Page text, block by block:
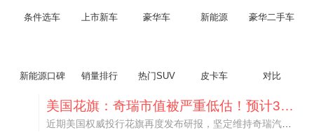
条件选车 上市新车 豪华车 新能源 豪华二手车
新能源口碑 销量排行 热门SUV 皮卡车 对比
美国花旗：奇瑞市值被严重低估！预计36港元/股
近期美国权威投行花旗再度发布研报，坚定维持奇瑞汽车（09973.HK）买入评级，将其合理目标价定格在36港元/股。对照公司最新25.46港元的二级市场现价，这一目标价意味着股价存在41.4%的可观上行空间，花旗直言，当前资本市场受短期市场情绪、国内车市价格战扰动，明显低估了奇瑞长期价值与全球化成长潜力。